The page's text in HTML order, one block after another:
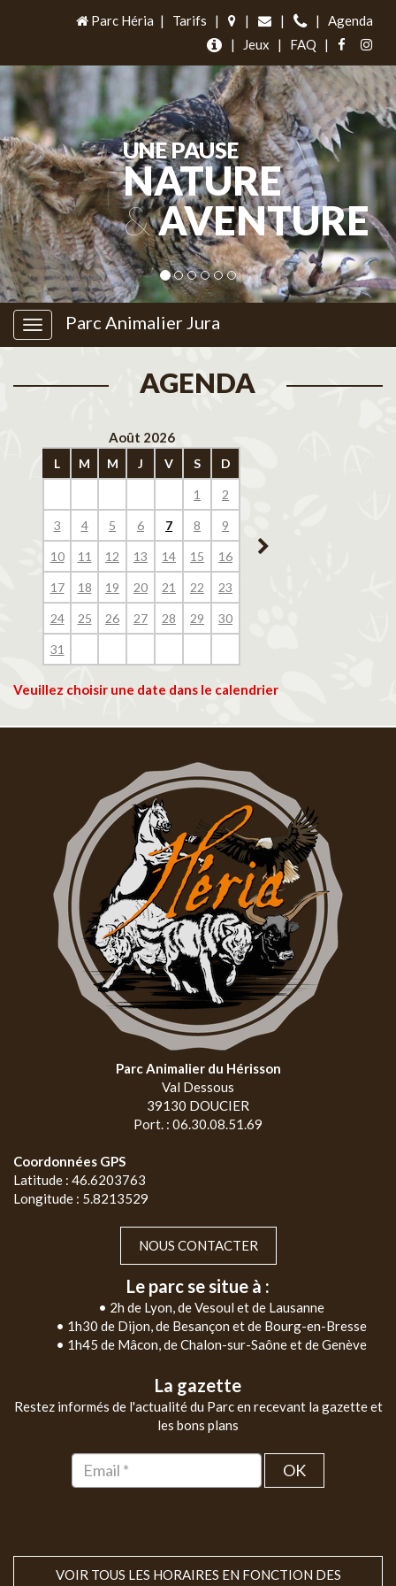
Parc Héria | Tarifs | | | |
Agenda
|
Jeux | FAQ |
UNE PAUSE
NATURE
&AVENTURE
Parc Animalier Jura
AGENDA
Août 2026
L M M J V S D
1 2
3 4 5 6 7 8 9
10 11 12 13 14 15 16
17 18 19 20 21 22 23
24 25 26 27 28 29 30
31
14
Veuillez choisir une date dans le calendrier
Parc Animalier du Hérisson
Val Dessous
39130 DOUCIER
Port. : 06.30.08.51.69
Coordonnées GPS
Latitude : 46.6203763
Longitude : 5.8213529
NOUS CONTACTER
Le parc se situe à :
• 2h de Lyon, de Vesoul et de Lausanne
• 1h30 de Dijon, de Besançon et de Bourg-en-Bresse
• 1h45 de Mâcon, de Chalon-sur-Saône et de Genève
La gazette
Restez informés de l'actualité du Parc en recevant la gazette et
les bons plans
OK
VOIR TOUS LES HORAIRES EN FONCTION DES